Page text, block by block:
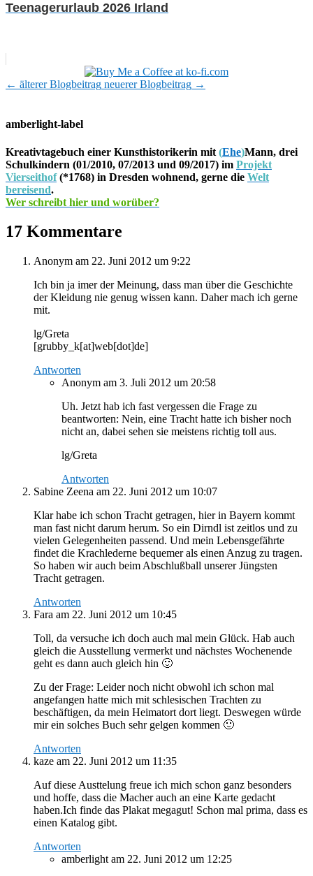
Teenagerurlaub 2026 Irland
← älterer Blogbeitrag neuerer Blogbeitrag →
amberlight-label
Kreativtagebuch einer Kunsthistorikerin mit (Ehe)Mann, drei
Schulkindern (01/2010, 07/2013 und 09/2017) im Projekt
Vierseithof(*1768) in Dresden wohnend, gerne die Welt
bereisend.
Wer schreibt hier und worüber?
17 Kommentare
Anonym am 22. Juni 2012 um 9:22
Ich bin ja imer der Meinung, dass man über die Geschichte
der Kleidung nie genug wissen kann. Daher mach ich gerne
mit.
lg/Greta
[grubby_k[at]web[dot]de]
Antworten
Anonym am 3. Juli 2012 um 20:58
Uh. Jetzt hab ich fast vergessen die Frage zu
beantworten: Nein, eine Tracht hatte ich bisher noch
nicht an, dabei sehen sie meistens richtig toll aus.
lg/Greta
Antworten
Sabine Zeena am 22. Juni 2012 um 10:07
Klar habe ich schon Tracht getragen, hier in Bayern kommt
man fast nicht darum herum. So ein Dirndl ist zeitlos und zu
vielen Gelegenheiten passend. Und mein Lebensgefährte
findet die Krachlederne bequemer als einen Anzug zu tragen.
So haben wir auch beim Abschlußball unserer Jüngsten
Tracht getragen.
Antworten
Fara am 22. Juni 2012 um 10:45
Toll, da versuche ich doch auch mal mein Glück. Hab auch
gleich die Ausstellung vermerkt und nächstes Wochenende
geht es dann auch gleich hin 🙂
Zu der Frage: Leider noch nicht obwohl ich schon mal
angefangen hatte mich mit schlesischen Trachten zu
beschäftigen, da mein Heimatort dort liegt. Deswegen würde
mir ein solches Buch sehr gelgen kommen 🙂
Antworten
kaze am 22. Juni 2012 um 11:35
Auf diese Austtelung freue ich mich schon ganz besonders
und hoffe, dass die Macher auch an eine Karte gedacht
haben.Ich finde das Plakat megagut! Schon mal prima, dass es
einen Katalog gibt.
Antworten
amberlight am 22. Juni 2012 um 12:25